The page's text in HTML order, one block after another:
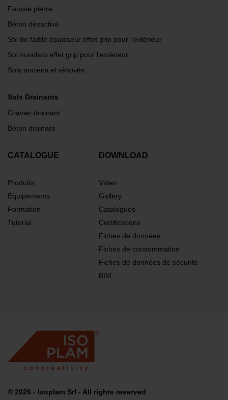
Fausse pierre
Béton désactivé
Sol de faible épaisseur effet grip pour l’extérieur
Sol nuvolato effet grip pour l'extérieur
Sols anciens et rénovés
Sols Drainants
Gravier drainant
Béton drainant
CATALOGUE
Produits
Equipements
Formation
Tutorial
DOWNLOAD
Video
Gallery
Catalogues
Certifications
Fiches de données
Fiches de consommation
Fiches de données de sécurité
BIM
© 2026 - Isoplam Srl - All rights reserved